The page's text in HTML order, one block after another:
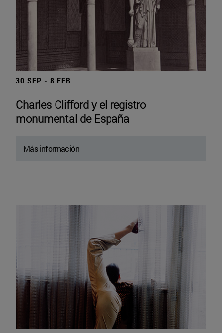
30 SEP - 8 FEB
Charles Clifford y el registro
monumental de España
Más información